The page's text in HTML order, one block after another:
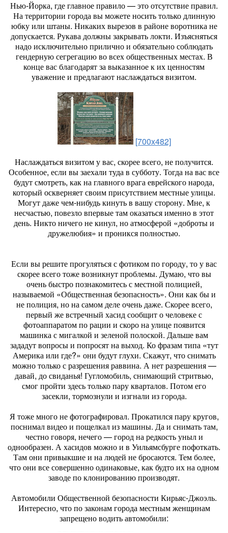
Нью-Йорка, где главное правило — это отсутствие правил.
На территории города вы можете носить только длинную
юбку или штаны. Никаких вырезов в районе воротника не
допускается. Рукава должны закрывать локти. Изъясняться
надо исключительно прилично и обязательно соблюдать
гендерную сегрегацию во всех общественных местах. В
конце вас благодарят за выказанное к их ценностям
уважение и предлагают наслаждаться визитом.
[700x482]
Наслаждаться визитом у вас, скорее всего, не получится.
Особенное, если вы заехали туда в субботу. Тогда на вас все
будут смотреть, как на главного врага еврейского народа,
который оскверняет своим присутствием местные улицы.
Могут даже чем-нибудь кинуть в вашу сторону. Мне, к
несчастью, повезло впервые там оказаться именно в этот
день. Никто ничего не кинул, но атмосферой «доброты и
дружелюбия» и проникся полностью.
Если вы решите прогуляться с фотиком по городу, то у вас
скорее всего тоже возникнут проблемы. Думаю, что вы
очень быстро познакомитесь с местной полицией,
называемой «Общественная безопасность». Они как бы и
не полиция, но на самом деле очень даже. Скорее всего,
первый же встречный хасид сообщит о человеке с
фотоаппаратом по рации и скоро на улице появится
машинка с мигалкой и зеленой полоской. Дальше вам
зададут вопросы и попросят на выход. Ко фразам типа «тут
Америка или где?» они будут глухи. Скажут, что снимать
можно только с разрешения раввина. А нет разрешения —
давай, до свиданья! Гугломобиль, снимающий стритвью,
смог пройти здесь только пару кварталов. Потом его
засекли, тормознули и изгнали из города.
Я тоже много не фотографировал. Прокатился пару кругов,
поснимал видео и пощелкал из машины. Да и снимать там,
честно говоря, нечего — город на редкость уныл и
однообразен. А хасидов можно и в Уильямсбурге пофоткать.
Там они привыкшие и на людей не бросаются. Тем более,
что они все совершенно одинаковые, как будто их на одном
заводе по клонированию производят.
Автомобили Общественной безопасности Кирьяс-Джоэль.
Интересно, что по законам города местным женщинам
запрещено водить автомобили: